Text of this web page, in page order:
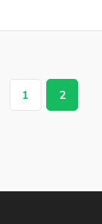
maneira divertida
1 2